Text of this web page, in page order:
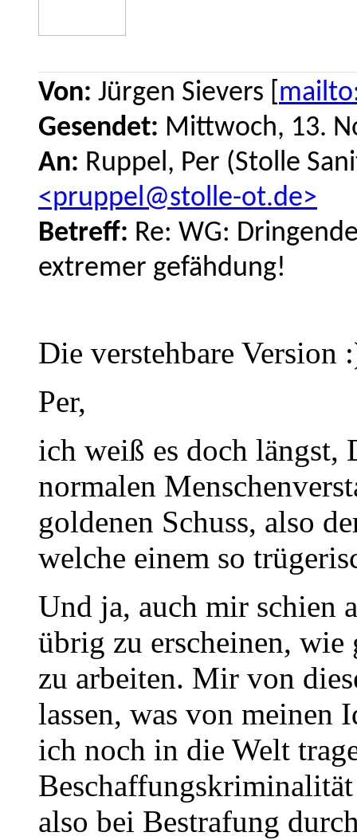
Von: Jürgen Sievers [
Gesendet: Mittwoch, 13.
An: Ruppel, Per (Stolle
<pruppel@stolle-ot.de>
Betreff: Re: WG:
extremer gefähdung!
Die verstehbare Version
Per,
ich weiß es doch längst,
normalen
goldenen Schuss, also
welche einem so
Und ja, auch mir schien
übrig zu erscheinen, wie
zu arbeiten. Mir von
lassen, was von meinen
ich noch in die Welt
also bei Bestrafung